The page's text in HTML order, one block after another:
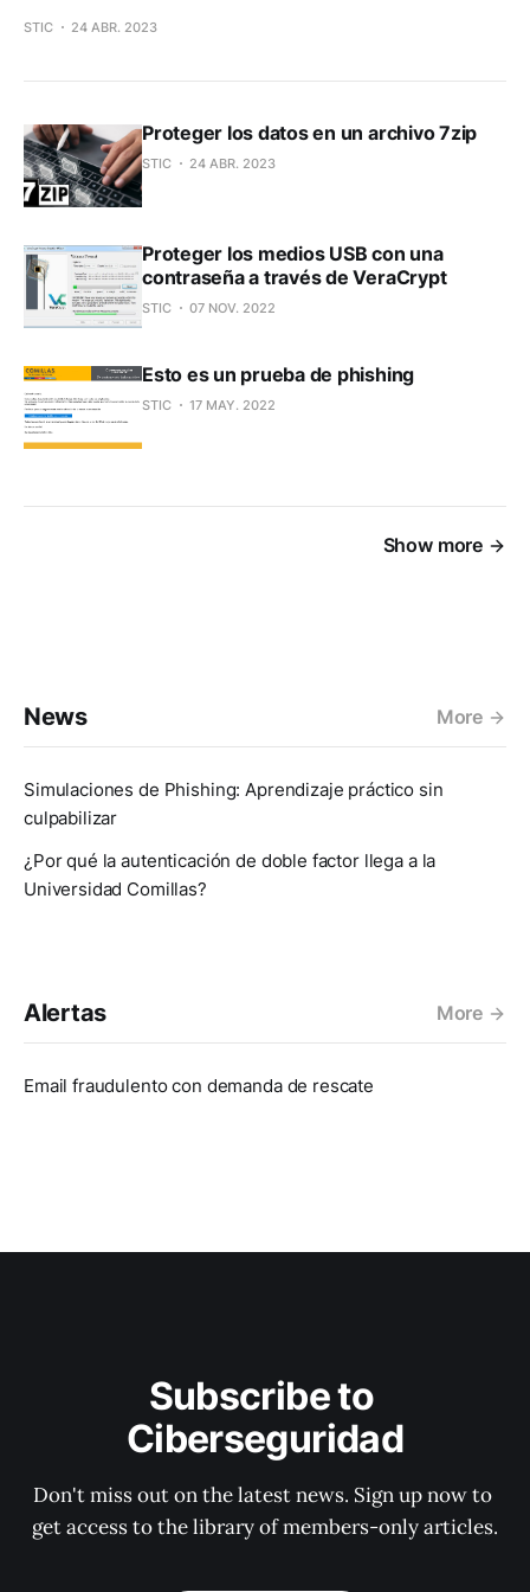
STIC 24 ABR. 2023
Proteger los datos en un archivo 7zip
STIC 24 ABR. 2023
Proteger los medios USB con una
contraseña a través de VeraCrypt
STIC 07 NOV. 2022
Esto es un prueba de phishing
STIC 17 MAY. 2022
Show more
News More
Simulaciones de Phishing: Aprendizaje práctico sin
culpabilizar
¿Por qué la autenticación de doble factor llega a la
Universidad Comillas?
Alertas More
Email fraudulento con demanda de rescate
Subscribe to
Ciberseguridad
Don't miss out on the latest news. Sign up now to
get access to the library of members-only articles.